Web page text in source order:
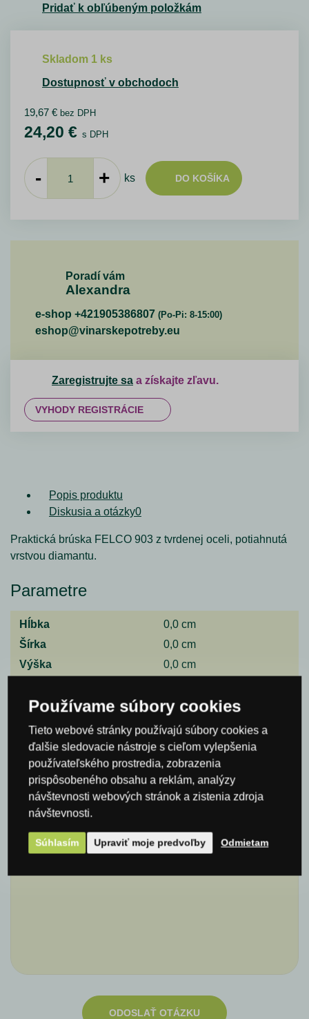
Pridať k obľúbeným položkám
Skladom 1 ks
Dostupnosť v obchodoch
19,67 € bez DPH
24,20 € s DPH
- + ks DO KOŠÍKA
Poradí vám
Alexandra
e-shop +421905386807 (Po-Pi: 8-15:00)
eshop@vinarskepotreby.eu
Zaregistrujte sa a získajte zľavu.
VYHODY REGISTRÁCIE
Popis produktu
Diskusia a otázky0
Praktická brúska FELCO 903 z tvrdenej oceli, potiahnutá
vrstvou diamantu.
Parametre
Hĺbka
0,0 cm
Šírka
0,0 cm
Výška
0,0 cm
Spýtajte sa nás
Meno*
E-mail*
Komentár
ODOSLAŤ OTÁZKU
Používame súbory cookies
Tieto webové stránky používajú súbory cookies a
ďalšie sledovacie nástroje s cieľom vylepšenia
používateľského prostredia, zobrazenia
prispôsobeného obsahu a reklám, analýzy
návštevnosti webových stránok a zistenia zdroja
návštevnosti.
Súhlasím Upraviť moje predvoľby Odmietam